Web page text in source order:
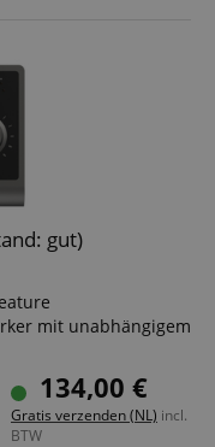
gut)
mit unabhängigem
134,00 €
Gratis verzenden (NL) incl.
BTW